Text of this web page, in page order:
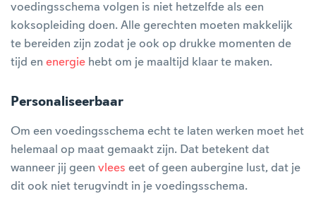
voedingsschema volgen is niet hetzelfde als een
koksopleiding doen. Alle gerechten moeten makkelijk
te bereiden zijn zodat je ook op drukke momenten de
tijd en energie hebt om je maaltijd klaar te maken.
Personaliseerbaar
Om een voedingsschema echt te laten werken moet het
helemaal op maat gemaakt zijn. Dat betekent dat
wanneer jij geen vlees eet of geen aubergine lust, dat je
dit ook niet terugvindt in je voedingsschema.